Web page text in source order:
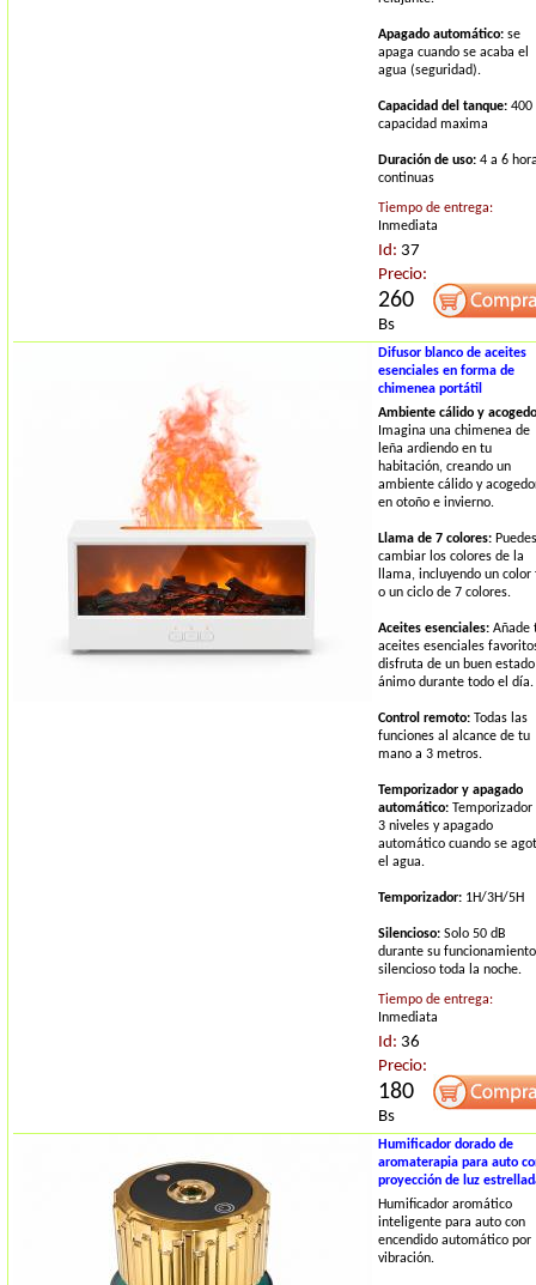
Apagado automático: se
apaga cuando se acaba el
agua (seguridad).
Capacidad del tanque: 400
capacidad maxima
Duración de uso: 4 a 6
continuas
Tiempo de entrega:
Inmediata
Id: 37
Precio:
260
Bs
Difusor blanco de aceites
esenciales en forma de
chimenea portátil
Ambiente cálido y
Imagina una chimenea de
leña ardiendo en tu
habitación, creando un
ambiente cálido y
en otoño e invierno.
Llama de 7 colores: Puedes
cambiar los colores de la
llama, incluyendo un color
o un ciclo de 7 colores.
Aceites esenciales: Añade
aceites esenciales
disfruta de un buen
ánimo durante todo el día.
Control remoto: Todas las
funciones al alcance de tu
mano a 3 metros.
Temporizador y apagado
automático: Temporizador
3 niveles y apagado
automático cuando se
el agua.
Temporizador: 1H/3H/5H
Silencioso: Solo 50 dB
durante su
silencioso toda la noche.
Tiempo de entrega:
Inmediata
Id: 36
Precio:
180
Bs
Humificador dorado de
aromaterapia para auto
proyección de luz
Humificador aromático
inteligente para auto con
encendido automático por
vibración.